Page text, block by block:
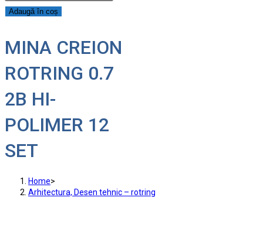
Adaugă în coș
MINA CREION
ROTRING 0.7
2B HI-
POLIMER 12
SET
Home>
Arhitectura, Desen tehnic – rotring